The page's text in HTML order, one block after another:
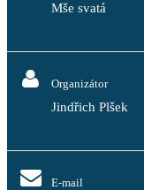
Mše svatá
Organizátor
Jindřich Plšek
E-mail